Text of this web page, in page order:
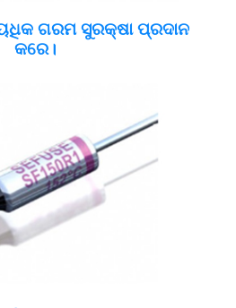
ଗରମ ସୁରକ୍ଷା ପ୍ରଦାନ
କରେ।